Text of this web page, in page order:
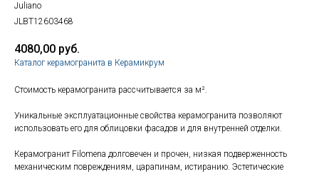
Juliano
JLBT12603468
4080,00 руб.
Каталог керамогранита в Керамикрум
Стоимость керамогранита рассчитывается за м².
Уникальные эксплуатационные свойства керамогранита позволяют
использовать его для облицовки фасадов и для внутренней отделки.
Керамогранит Filomena долговечен и прочен, низкая подверженность
механическим повреждениям, царапинам, истиранию. Эстетические